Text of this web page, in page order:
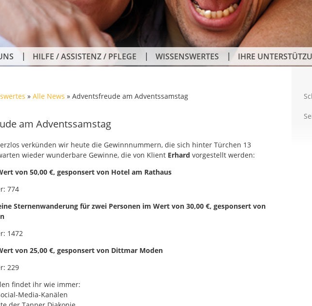
HILFE / ASSISTENZ / PFLEGE WISSENSWERTES IHRE
» Alle News » Adventsfreude am Adventssamstag
am Adventssamstag
verkünden wir heute die Gewinnnummern, die sich hinter Türchen 13
wieder wunderbare Gewinne, die von Klient Erhard vorgestellt werden:
von 50,00 €, gesponsert von Hotel am Rathaus
774
Sternenwanderung für zwei Personen im Wert von 30,00 €, gesponsert von
1472
von 25,00 €, gesponsert von Dittmar Moden
229
findet ihr wie immer:
Media-Kanälen